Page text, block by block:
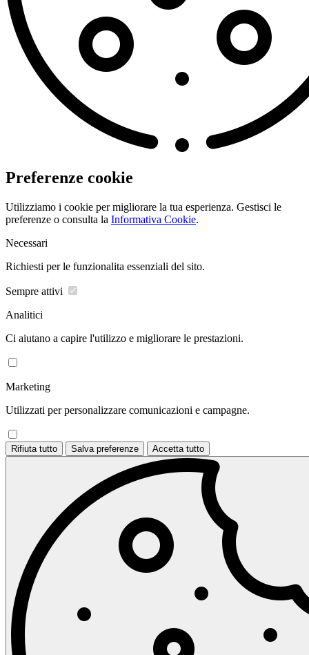
Preferenze cookie
Utilizziamo i cookie per migliorare la tua esperienza. Gestisci le
preferenze o consulta la Informativa Cookie.
Necessari
Richiesti per le funzionalita essenziali del sito.
Sempre attivi
Analitici
Ci aiutano a capire l'utilizzo e migliorare le prestazioni.
Marketing
Utilizzati per personalizzare comunicazioni e campagne.
Rifiuta tutto Salva preferenze Accetta tutto